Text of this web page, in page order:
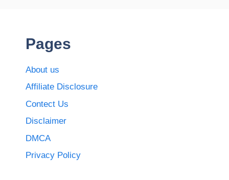
Pages
About us
Affiliate Disclosure
Contect Us
Disclaimer
DMCA
Privacy Policy